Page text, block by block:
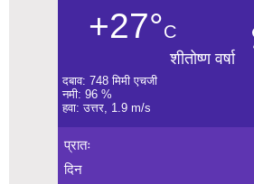
+27°C
शीतोष्ण वर्षा
दबाव: 748 मिमी एचजी
नमी: 96 %
हवा: उत्तर, 1.9 m/s
प्रातः
दिन